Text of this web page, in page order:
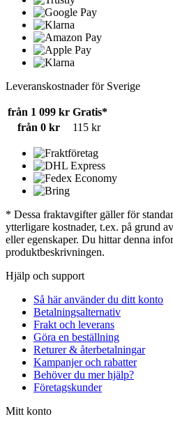
Leveranskostnader för Sverige
från 1 099 kr Gratis*
från 0 kr
115 kr
* Dessa fraktavgifter gäller för
ytterligare kostnader, t.ex. på grund
eller egenskaper. Du hittar denna
produktbeskrivningen.
Hjälp och support
Så här använder du ditt konto
Betalningsalternativ
Frakt och leverans
Göra en beställning
Returer & återbetalningar
Kampanjer och rabatter
Behöver du mer hjälp?
Företagskunder
Mitt konto